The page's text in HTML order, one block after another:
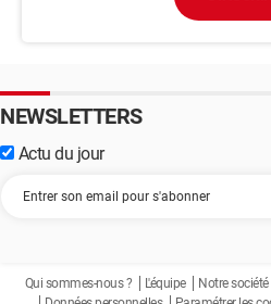
NEWSLETTERS
Actu du jour
Qui sommes-nous ? L'équipe Notre société